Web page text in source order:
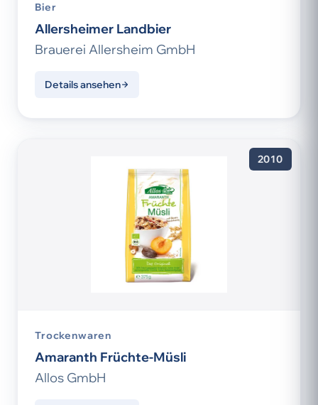
Bier
Allersheimer Landbier
Brauerei Allersheim GmbH
Details ansehen
2010
Trockenwaren
Amaranth Früchte-Müsli
Allos GmbH